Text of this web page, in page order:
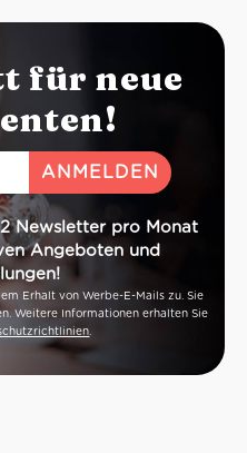
für neue
Newsletter pro Monat
Angeboten und
Erhalt von Werbe-E-Mails zu. Sie
Weitere Informationen erhalten Sie